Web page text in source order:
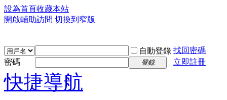
設為首頁收藏本站
開啟輔助訪問 切換到窄版
自動登錄 找回密碼
密碼
登錄 立即註冊
快捷導航